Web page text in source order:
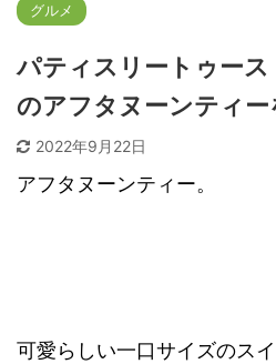
グルメ
パティスリートゥー
のアフタヌーンティー
2022年9月22日
アフタヌーンティー。
可愛らしい一口サイズのス